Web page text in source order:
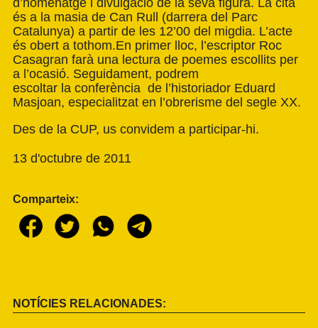
és a la masia de Can Rull (darrera del Parc
Catalunya) a partir de les 12’00 del migdia. L’acte
és obert a tothom.En primer lloc, l’escriptor Roc
Casagran farà una lectura de poemes escollits per
a l’ocasió. Seguidament, podrem
escoltar la conferència de l’historiador Eduard
Masjoan, especialitzat en l’obrerisme del segle XX.
Des de la CUP, us convidem a participar-hi.
13 d'octubre de 2011
Comparteix:
NOTÍCIES RELACIONADES: